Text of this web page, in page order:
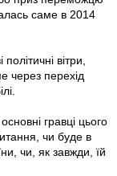
саме в 2014
вітри,
через перехід
гравці цього
чи буде в
чи, як завжди, їй